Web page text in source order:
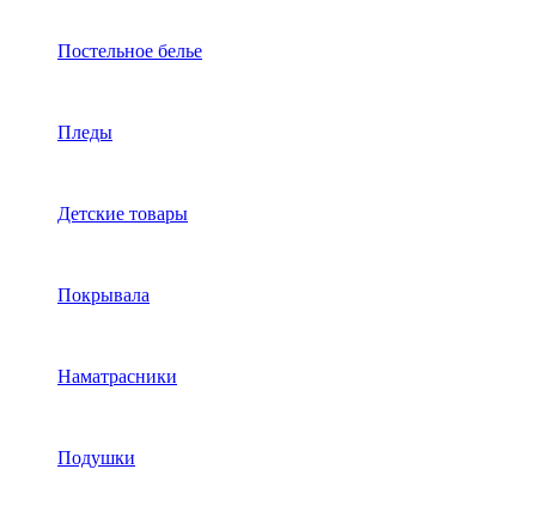
Постельное белье
Пледы
Детские товары
Покрывала
Наматрасники
Подушки